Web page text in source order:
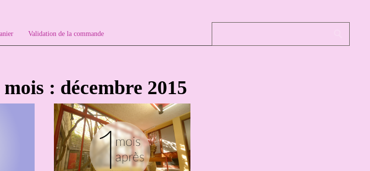
Validation de la commande
: décembre 2015